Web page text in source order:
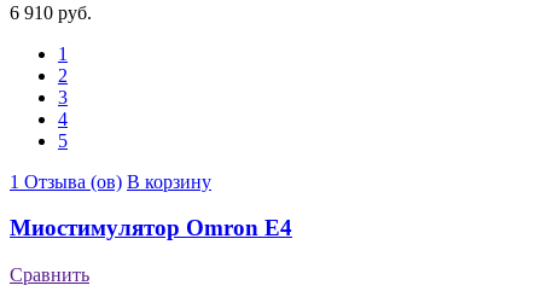
6 910 руб.
1
2
3
4
5
1 Отзыва (ов) В корзину
Миостимулятор Omron E4
Сравнить